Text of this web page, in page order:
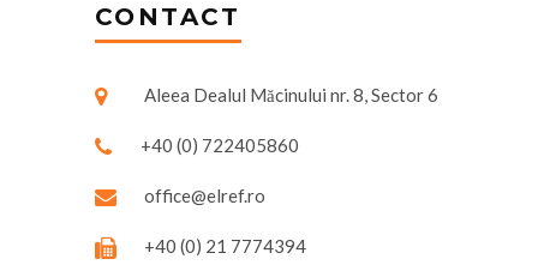
CONTACT
Aleea Dealul Măcinului nr. 8, Sector 6
+40 (0) 722405860
office@elref.ro
+40 (0) 21 7774394